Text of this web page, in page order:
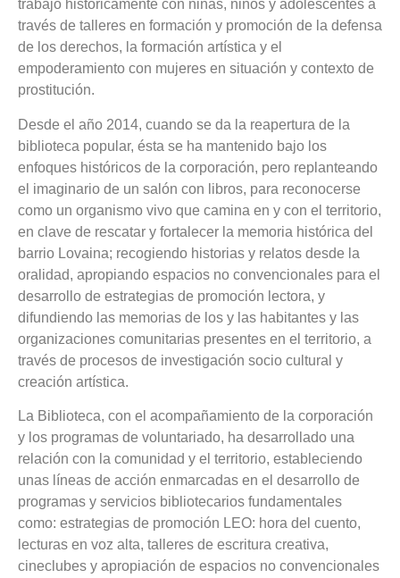
trabajo históricamente con niñas, niños y adolescentes a
través de talleres en formación y promoción de la defensa
de los derechos, la formación artística y el
empoderamiento con mujeres en situación y contexto de
prostitución.
Desde el año 2014, cuando se da la reapertura de la
biblioteca popular, ésta se ha mantenido bajo los
enfoques históricos de la corporación, pero replanteando
el imaginario de un salón con libros, para reconocerse
como un organismo vivo que camina en y con el territorio,
en clave de rescatar y fortalecer la memoria histórica del
barrio Lovaina; recogiendo historias y relatos desde la
oralidad, apropiando espacios no convencionales para el
desarrollo de estrategias de promoción lectora, y
difundiendo las memorias de los y las habitantes y las
organizaciones comunitarias presentes en el territorio, a
través de procesos de investigación socio cultural y
creación artística.
La Biblioteca, con el acompañamiento de la corporación
y los programas de voluntariado, ha desarrollado una
relación con la comunidad y el territorio, estableciendo
unas líneas de acción enmarcadas en el desarrollo de
programas y servicios bibliotecarios fundamentales
como: estrategias de promoción LEO: hora del cuento,
lecturas en voz alta, talleres de escritura creativa,
cineclubes y apropiación de espacios no convencionales